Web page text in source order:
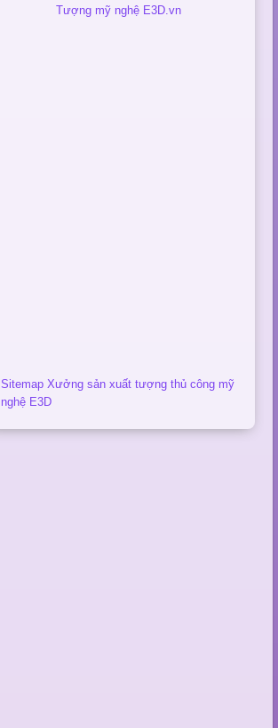
Tượng mỹ nghệ E3D.vn
Sitemap Xưởng sản xuất tượng thủ công mỹ
nghệ E3D